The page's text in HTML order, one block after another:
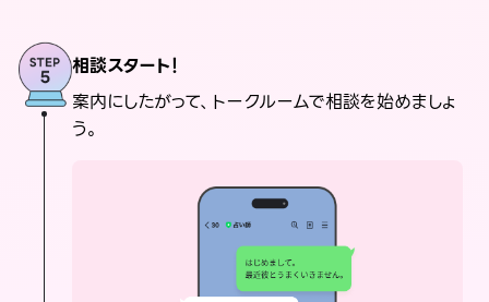
相談スタート！
案内にしたがって、トークルームで相談を始めましょ
う。